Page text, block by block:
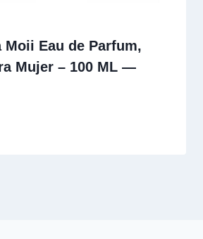
Moii Eau de Parfum,
Mujer – 100 ML —